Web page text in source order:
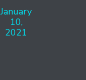
January
10,
2021